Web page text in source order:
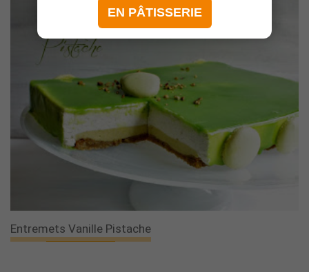
Entremets Vanille Pistache
EN PÂTISSERIE